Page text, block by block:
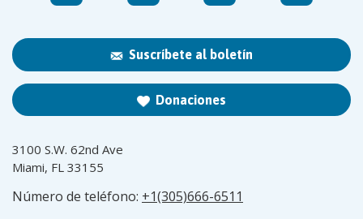
Suscríbete al boletín
Donaciones
3100 S.W. 62nd Ave
Miami, FL 33155
Número de teléfono: +1(305)666-6511